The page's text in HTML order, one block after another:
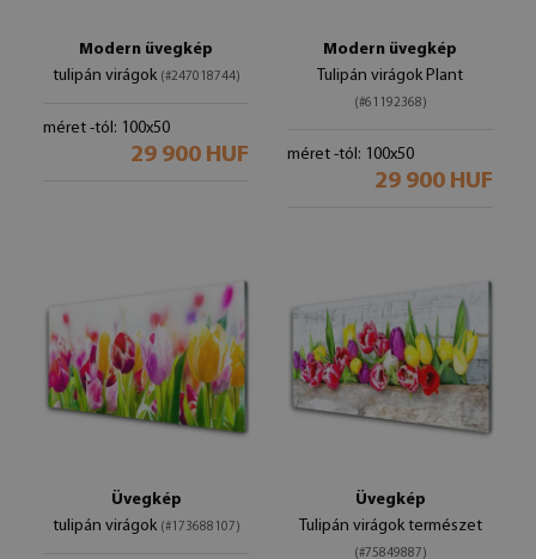
Modern üvegkép
tulipán virágok (#247018744)
méret -tól: 100x50
29 900 HUF
Modern üvegkép
Tulipán virágok Plant
(#61192368)
méret -tól: 100x50
29 900 HUF
Üvegkép
tulipán virágok (#173688107)
Üvegkép
Tulipán virágok természet
(#75849887)